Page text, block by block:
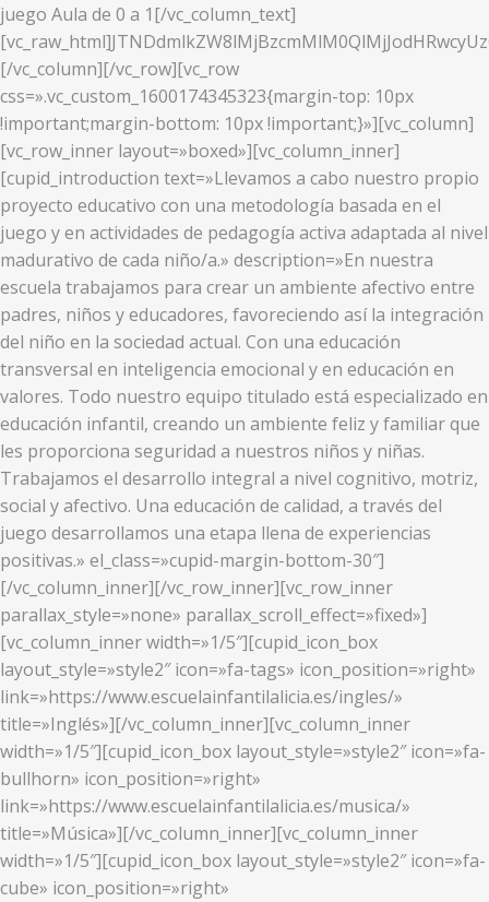
juego Aula de 0 a 1[/vc_column_text]
[/vc_column][/vc_row][vc_row
css=».vc_custom_1600174345323{margin-top: 10px
!important;margin-bottom: 10px !important;}»][vc_column]
[vc_row_inner layout=»boxed»][vc_column_inner]
[cupid_introduction text=»Llevamos a cabo nuestro propio
proyecto educativo con una metodología basada en el
juego y en actividades de pedagogía activa adaptada al nivel
madurativo de cada niño/a.» description=»En nuestra
escuela trabajamos para crear un ambiente afectivo entre
padres, niños y educadores, favoreciendo así la integración
del niño en la sociedad actual. Con una educación
transversal en inteligencia emocional y en educación en
valores. Todo nuestro equipo titulado está especializado en
educación infantil, creando un ambiente feliz y familiar que
les proporciona seguridad a nuestros niños y niñas.
Trabajamos el desarrollo integral a nivel cognitivo, motriz,
social y afectivo. Una educación de calidad, a través del
juego desarrollamos una etapa llena de experiencias
positivas.» el_class=»cupid-margin-bottom-30″]
[/vc_column_inner][/vc_row_inner][vc_row_inner
parallax_style=»none» parallax_scroll_effect=»fixed»]
[vc_column_inner width=»1/5″][cupid_icon_box
layout_style=»style2″ icon=»fa-tags» icon_position=»right»
link=»https://www.escuelainfantilalicia.es/ingles/»
title=»Inglés»][/vc_column_inner][vc_column_inner
width=»1/5″][cupid_icon_box layout_style=»style2″ icon=»fa-
bullhorn» icon_position=»right»
link=»https://www.escuelainfantilalicia.es/musica/»
title=»Música»][/vc_column_inner][vc_column_inner
width=»1/5″][cupid_icon_box layout_style=»style2″ icon=»fa-
cube» icon_position=»right»